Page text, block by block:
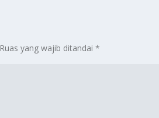
Ruas yang wajib ditandai*